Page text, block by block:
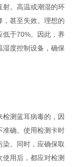
射。高温或潮湿的环
，甚至失效。理想的
70%。因此，养
度控制设备，确保
蓝耳病毒的，因
确。使用检测卡时
。同时，应确保取
用后，都应对检测